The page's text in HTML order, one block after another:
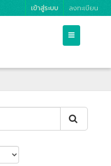
เข้าสู่ระบบ ลงทะเบียน